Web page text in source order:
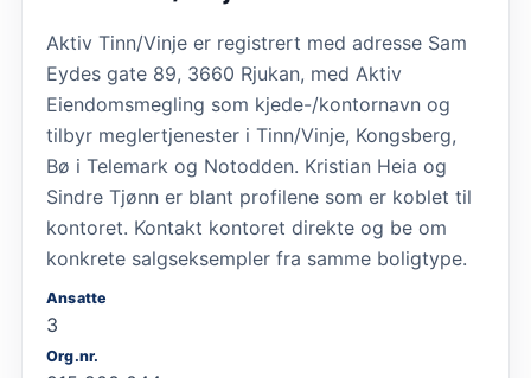
Aktiv Tinn/Vinje er registrert med adresse Sam
Eydes gate 89, 3660 Rjukan, med Aktiv
Eiendomsmegling som kjede-/kontornavn og
tilbyr meglertjenester i Tinn/Vinje, Kongsberg,
Bø i Telemark og Notodden. Kristian Heia og
Sindre Tjønn er blant profilene som er koblet til
kontoret. Kontakt kontoret direkte og be om
konkrete salgseksempler fra samme boligtype.
Ansatte
3
Org.nr.